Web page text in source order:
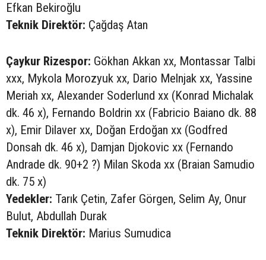
Efkan Bekiroğlu
Teknik Direktör: Çağdaş Atan
Çaykur Rizespor: Gökhan Akkan xx, Montassar Talbi
xxx, Mykola Morozyuk xx, Dario Melnjak xx, Yassine
Meriah xx, Alexander Soderlund xx (Konrad Michalak
dk. 46 x), Fernando Boldrin xx (Fabricio Baiano dk. 88
x), Emir Dilaver xx, Doğan Erdoğan xx (Godfred
Donsah dk. 46 x), Damjan Djokovic xx (Fernando
Andrade dk. 90+2 ?) Milan Skoda xx (Braian Samudio
dk. 75 x)
Yedekler: Tarık Çetin, Zafer Görgen, Selim Ay, Onur
Bulut, Abdullah Durak
Teknik Direktör: Marius Sumudica